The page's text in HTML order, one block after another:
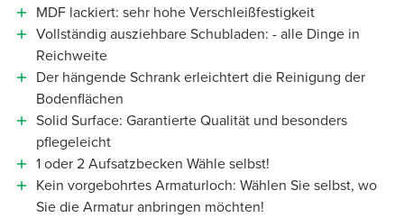
MDF lackiert: sehr hohe Verschleißfestigkeit
Vollständig ausziehbare Schubladen: - alle Dinge in
Reichweite
Der hängende Schrank erleichtert die Reinigung der
Bodenflächen
Solid Surface: Garantierte Qualität und besonders
pflegeleicht
1 oder 2 Aufsatzbecken Wähle selbst!
Kein vorgebohrtes Armaturloch: Wählen Sie selbst, wo
Sie die Armatur anbringen möchten!